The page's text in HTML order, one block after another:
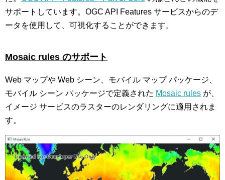
サポートしています。OGC API Features サービスからのデ
ータを使用して、可視化することができます。
Mosaic rules のサポート
Web マップや Web シーン、モバイル マップ パッケージ、
モバイル シーン パッケージで定義された Mosaic rules が、
イメージ サービスのラスターのレンダリングに適用されま
す。